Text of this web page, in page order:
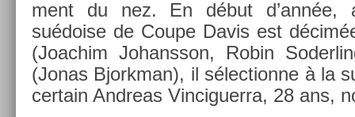
ment du nez. En début d’année,
suédoise de Coupe Davis est
(Joac­him Johansson, Robin
(Jonas Bjorkman), il sélec­tion­ne à la
cer­tain An­dreas Vin­ciguer­ra, 28 ans,